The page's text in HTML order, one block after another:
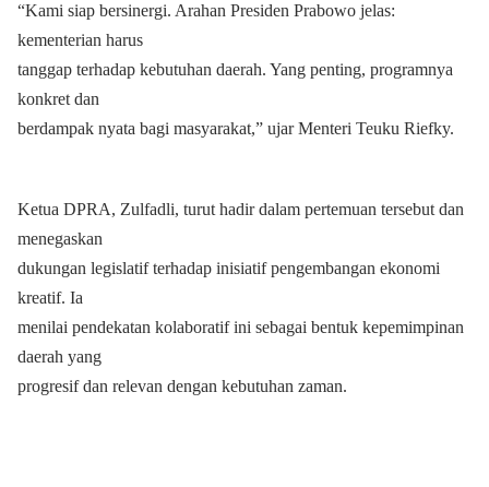
“Kami siap bersinergi. Arahan Presiden Prabowo jelas:
kementerian harus
tanggap terhadap kebutuhan daerah. Yang penting, programnya
konkret dan
berdampak nyata bagi masyarakat,” ujar Menteri Teuku Riefky.
Ketua DPRA, Zulfadli, turut hadir dalam pertemuan tersebut dan
menegaskan
dukungan legislatif terhadap inisiatif pengembangan ekonomi
kreatif. Ia
menilai pendekatan kolaboratif ini sebagai bentuk kepemimpinan
daerah yang
progresif dan relevan dengan kebutuhan zaman.